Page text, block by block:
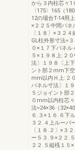
から３内柱芯々
〈175〉165（
12の場合T-14用
×２２５中間パネ
〔１８〕×３２
GL柱外形寸法=
０×１７下パネ
５×１９８上:２
法〕１９８〔上
ント部２mm下
mm以内Ｈ上:２
パネル寸法〕１
５ジョイント部
０mm以内柱芯
法=24×36（
６.３×１６.６下
３２.４上ルーバ
〔１８.２〕×３
ー５３.９×２２.
２２.５縦桟１５